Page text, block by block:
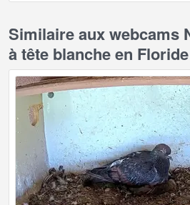
Similaire aux webcams
à tête blanche en Floride